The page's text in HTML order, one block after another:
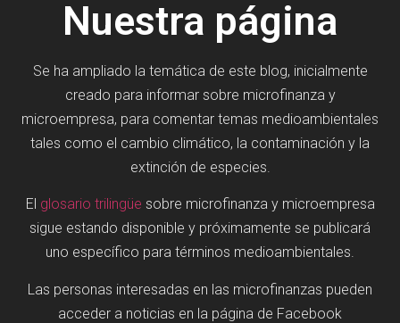
Nuestra página
Se ha ampliado la temática de este blog, inicialmente
creado para informar sobre microfinanza y
microempresa, para comentar temas medioambientales
tales como el cambio climático, la contaminación y la
extinción de especies.
El glosario trilingüe sobre microfinanza y microempresa
sigue estando disponible y próximamente se publicará
uno específico para términos medioambientales.
Las personas interesadas en las microfinanzas pueden
acceder a noticias en la página de Facebook